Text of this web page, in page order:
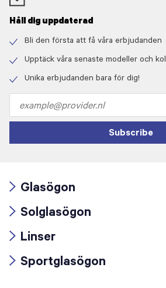
Håll dig uppdaterad
icon
Bli den första att få våra erbjudanden
icon
Upptäck våra senaste modeller och
Unika erbjudanden bara för dig!
address
Subscribe
icon
Glasögon
icon
Solglasögon
icon
Linser
Sportglasögon